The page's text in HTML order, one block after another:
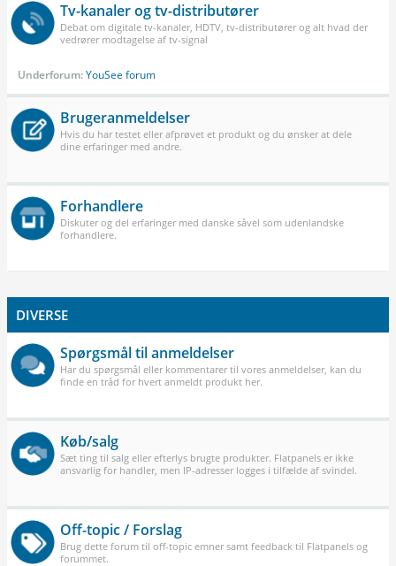
Tv-kanaler og tv-distributører
Debat om digitale tv-kanaler, HDTV, tv-distributører og alt hvad der
vedrører modtagelse af tv-signal
Underforum:YouSee forum
Brugeranmeldelser
Hvis du har testet eller afprøvet et produkt og du ønsker at dele
dine erfaringer med andre.
Forhandlere
Diskuter og del erfaringer med danske såvel som udenlandske
forhandlere.
DIVERSE
Spørgsmål til anmeldelser
Har du spørgsmål eller kommentarer til vores anmeldelser, kan du
finde en tråd for hvert anmeldt produkt her.
Køb/salg
Sæt ting til salg eller efterlys brugte produkter. Flatpanels er ikke
ansvarlig for handler, men IP-adresser logges i tilfælde af svindel.
Off-topic / Forslag
Brug dette forum til off-topic emner samt feedback til Flatpanels og
forummet.